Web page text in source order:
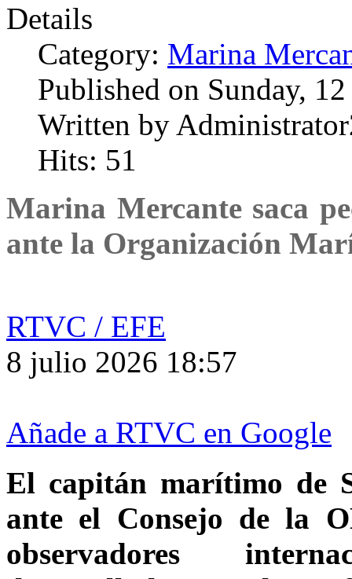
Details
Category: Marina
Published on Sunday,
Written by
Hits: 51
Marina Mercante saca
ante la Organización
RTVC / EFE
8 julio 2026 18:57
Añade a RTVC en Google
El capitán marítimo de
ante el Consejo de la
observadores